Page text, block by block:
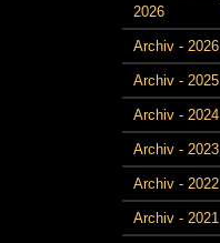
2026
Archiv - 2026
Archiv - 2025
Archiv - 2024
Archiv - 2023
Archiv - 2022
Archiv - 2021